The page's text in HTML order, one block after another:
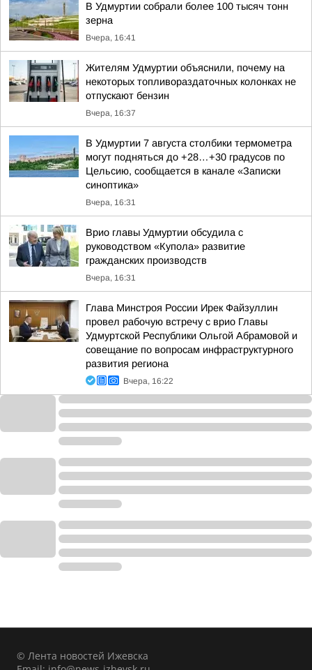
В Удмуртии собрали более 100 тысяч тонн
зерна
Вчера, 16:41
Жителям Удмуртии объяснили, почему на
некоторых топливораздаточных колонках не
отпускают бензин
Вчера, 16:37
В Удмуртии 7 августа столбики термометра
могут подняться до +28…+30 градусов по
Цельсию, сообщается в канале «Записки
синоптика»
Вчера, 16:31
Врио главы Удмуртии обсудила с
руководством «Купола» развитие
гражданских производств
Вчера, 16:31
Глава Минстроя России Ирек Файзуллин
провел рабочую встречу с врио Главы
Удмуртской Республики Ольгой Абрамовой и
совещание по вопросам инфраструктурного
развития региона
Вчера, 16:22
© Лента новостей Ижевска